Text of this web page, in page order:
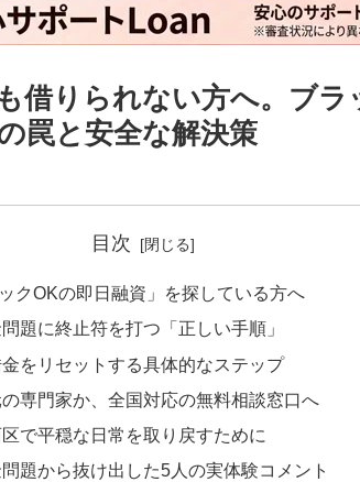
借りられない方へ。ブラ
罠と安全な解決策
目次
クOKの即日融資」を探している方へ
題に終止符を打つ「正しい手順」
をリセットする具体的なステップ
専門家か、全国対応の無料相談窓口へ
で平穏な日常を取り戻すために
題から抜け出した5人の実体験コメント